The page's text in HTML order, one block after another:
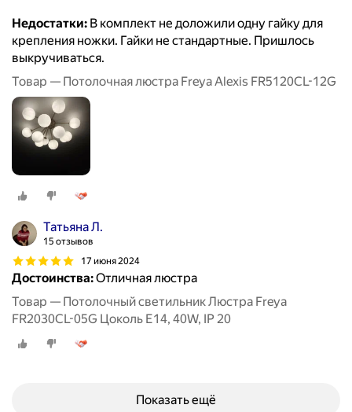
Недостатки: В комплект не доложили одну гайку для
крепления ножки. Гайки не стандартные. Пришлось
выкручиваться.
Товар — Потолочная люстра Freya Alexis FR5120CL-12G
Татьяна Л.
15 отзывов
17 июня 2024
Достоинства:Отличная люстра
Товар — Потолочный светильник Люстра Freya
FR2030CL-05G Цоколь E14, 40W, IP 20
Показать ещё